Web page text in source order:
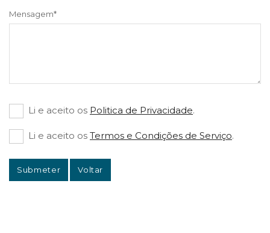
Mensagem*
Li e aceito os Politica de Privacidade.
Li e aceito os Termos e Condições de Serviço.
Submeter Voltar